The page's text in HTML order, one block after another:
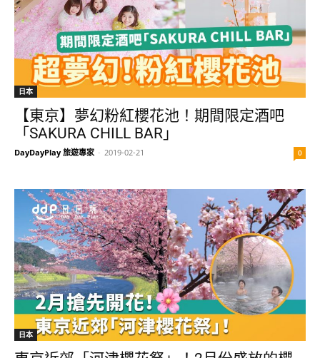
日本
【東京】夢幻粉紅櫻花池！期間限定酒吧
「SAKURA CHILL BAR」
DayDayPlay 旅遊專家 - 2019-02-21 0
日本